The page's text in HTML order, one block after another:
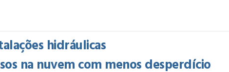
hidráulicas
na nuvem com menos desperdício